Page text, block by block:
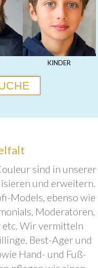
KINDER
sind in unserer
und erweitern.
Models, ebenso wie
Moderatoren,
etc. Wir vermitteln
Best-Ager und
Hand- und Fuß-